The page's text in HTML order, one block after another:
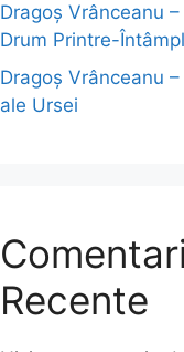
Dragoş Vrânceanu
Drum Printre-
Dragoş Vrânceanu
ale Ursei
Recente